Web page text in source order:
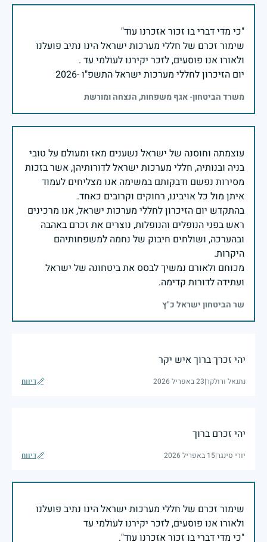
שימור זכרם של חללי מערכות ישראל הינו נתיב פועלנו
יום הזיכרון לחללי מערכות ישראל התשפ"ו -2026
משרד הביטחון- אגף משפחות, הנצחה ומורשת
עוצמתה וחוסנה של ישראל נשענים מאז ומעולם על טובי
בניה ובנותיה, חללי מערכות ישראל לדורותיהן, אשר בזכות
מסירות נפשם ודבקותם במשימה אנו מצליחים לעמוד
בהתקדש יום הזיכרון לחללי מערכות ישראל, אנו מרכינים
ראש בפני הנופלים והנופלות, נוצרים את זכרם באהבה
ובהערכה, ושולחים חיבוק של נחמה למשפחותיהם
מכוחם ולאורם נמשיך לבסס את ביטחונה של ישראל
ועתידה לדורות קדימה.
שר הביטחון ישראל כ"ץ
יהי זכרך ברוך איש יקר
נתנאל ורולקר|23 באפריל 2026 דיווח
יהי זכרם ברוך
יורי סינגר|15 באפריל 2026 דיווח
שימור זכרם של חללי מערכות ישראל הינו נתיב פועלנו